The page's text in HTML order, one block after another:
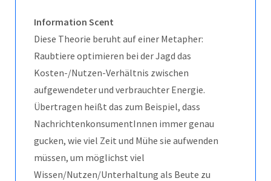
Information Scent
Diese Theorie beruht auf einer Metapher:
Raubtiere optimieren bei der Jagd das
Kosten-/Nutzen-Verhältnis zwischen
aufgewendeter und verbrauchter Energie.
Übertragen heißt das zum Beispiel, dass
NachrichtenkonsumentInnen immer genau
gucken, wie viel Zeit und Mühe sie aufwenden
müssen, um möglichst viel
Wissen/Nutzen/Unterhaltung als Beute zu